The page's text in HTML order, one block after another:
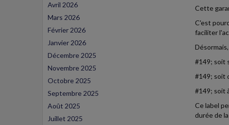
Avril 2026
Mars 2026
Février 2026
Janvier 2026
Décembre 2025
Novembre 2025
Octobre 2025
Septembre 2025
Août 2025
Juillet 2025
Cette
C'est
faciliter
#149; soit
#149; soit
#149; soit
Ce label
durée de